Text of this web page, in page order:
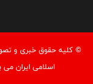
© کليه حقوق خبری و
اسلامی ایران می